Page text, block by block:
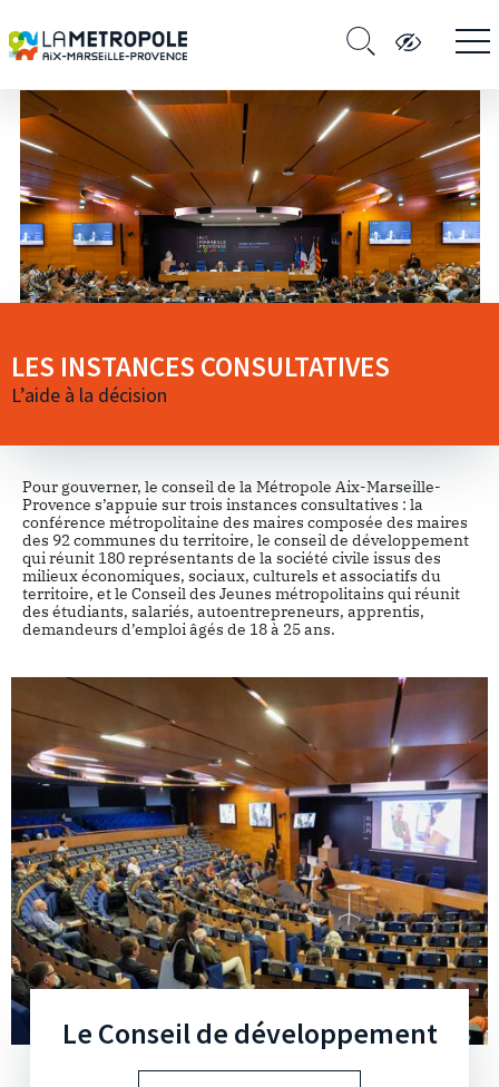
LES INSTANCES CONSULTATIVES
L’aide à la décision
Pour gouverner, le conseil de la Métropole Aix-Marseille-
Provence s’appuie sur trois instances consultatives : la
conférence métropolitaine des maires composée des maires
des 92 communes du territoire, le conseil de développement
qui réunit 180 représentants de la société civile issus des
milieux économiques, sociaux, culturels et associatifs du
territoire, et le Conseil des Jeunes métropolitains qui réunit
des étudiants, salariés, autoentrepreneurs, apprentis,
demandeurs d’emploi âgés de 18 à 25 ans.
Le Conseil de développement